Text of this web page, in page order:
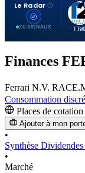
Le Radar
20 SIGNAUX
T
TTWO
Finances
Ferrari N.V.
Consommation
Places de cotation
Ajouter à mon
•
Synthèse Dividendes
•
Marché